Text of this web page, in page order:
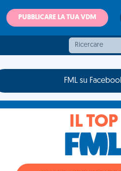
PUBBLICARE LA TUA VDM
FML su
IL TOP